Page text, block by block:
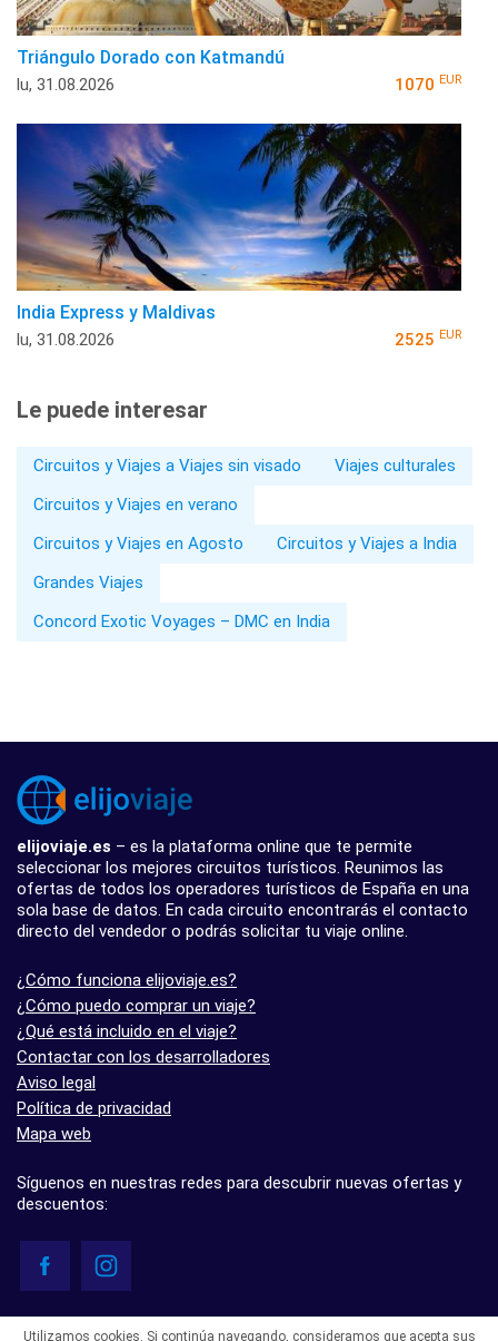
Triángulo Dorado con Katmandú
lu, 31.08.2026 1070 EUR
India Express y Maldivas
lu, 31.08.2026 2525 EUR
Le puede interesar
Circuitos y Viajes a Viajes sin visado
Viajes culturales
Circuitos y Viajes en verano
Circuitos y Viajes en Agosto
Circuitos y Viajes a India
Grandes Viajes
Concord Exotic Voyages – DMC en India
elijoviaje.es – es la plataforma online que te permite
seleccionar los mejores circuitos turísticos. Reunimos las
ofertas de todos los operadores turísticos de España en una
sola base de datos. En cada circuito encontrarás el contacto
directo del vendedor o podrás solicitar tu viaje online.
¿Cómo funciona elijoviaje.es?
¿Cómo puedo comprar un viaje?
¿Qué está incluido en el viaje?
Contactar con los desarrolladores
Aviso legal
Política de privacidad
Mapa web
Síguenos en nuestras redes para descubrir nuevas ofertas y
descuentos:
Utilizamos cookies. Si continúa navegando, consideramos que acepta sus